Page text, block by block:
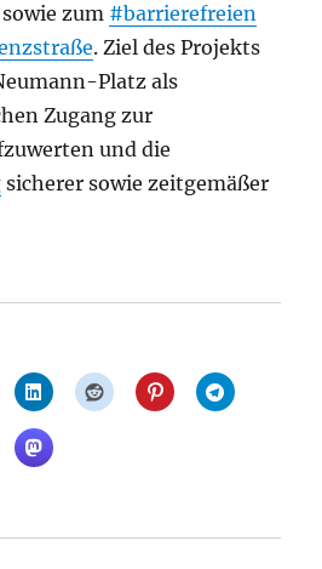
zum #barrierefreien
. Ziel des Projekts
Platz als
Zugang zur
und die
sicherer sowie zeitgemäßer
Reinickendorf: Baustart am